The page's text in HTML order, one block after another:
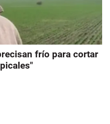
frío para cortar